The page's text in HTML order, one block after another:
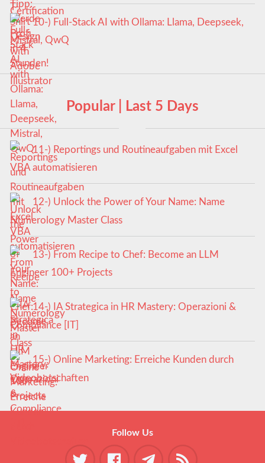
10-) Full-Stack AI with Ollama: Llama, Deepseek,
Mistral, QwQ
Popular | Last 5 Days
11-) Reportings und Routineaufgaben mit Excel
VBA automatisieren
12-) Unlock the Power of Your Name: Name
Numerology Master Class
13-) From Recipe to Chef: Become an LLM
Engineer 100+ Projects
14-) IA Strategica in HR Mastery: Operazioni &
Compliance [IT]
15-) Online Marketing: Erreiche Kunden durch
Videobotschaften
Follow Us